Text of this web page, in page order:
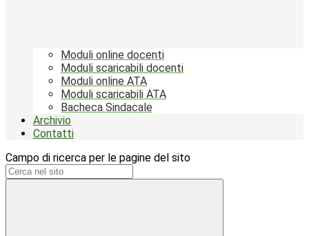
Moduli online docenti
Moduli scaricabili docenti
Moduli online ATA
Moduli scaricabili ATA
Bacheca Sindacale
Archivio
Contatti
Campo di ricerca per le pagine del sito